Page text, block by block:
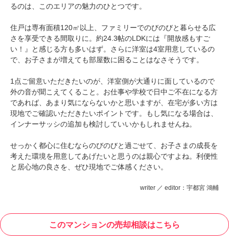
るのは、このエリアの魅力のひとつです。
住戸は専有面積120㎡以上、ファミリーでのびのびと暮らせる広
さを享受できる間取りに。約24.3帖のLDKには『開放感もすご
い！』と感じる方も多いはず。さらに洋室は4室用意しているの
で、お子さまが増えても部屋数に困ることはなさそうです。
1点ご留意いただきたいのが、洋室側が大通りに面しているので
外の音が聞こえてくること。お仕事や学校で日中ご不在になる方
であれば、あまり気にならないかと思いますが、在宅が多い方は
現地でご確認いただきたいポイントです。もし気になる場合は、
インナーサッシの追加も検討していいかもしれませんね。
せっかく都心に住むならのびのびと過ごせて、お子さまの成長を
考えた環境を用意してあげたいと思うのは親心ですよね。利便性
と居心地の良さを、ぜひ現地でご体感ください。
writer ／ editor：宇都宮 鴻輔
このマンションの売却相談はこちら